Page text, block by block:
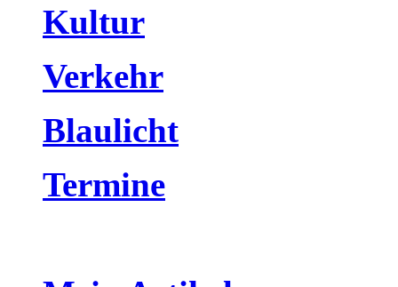
Kultur
Verkehr
Blaulicht
Termine